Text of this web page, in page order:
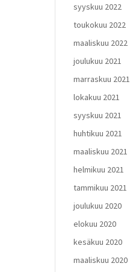
syyskuu 2022
toukokuu 2022
maaliskuu 2022
joulukuu 2021
marraskuu 2021
lokakuu 2021
syyskuu 2021
huhtikuu 2021
maaliskuu 2021
helmikuu 2021
tammikuu 2021
joulukuu 2020
elokuu 2020
kesäkuu 2020
maaliskuu 2020